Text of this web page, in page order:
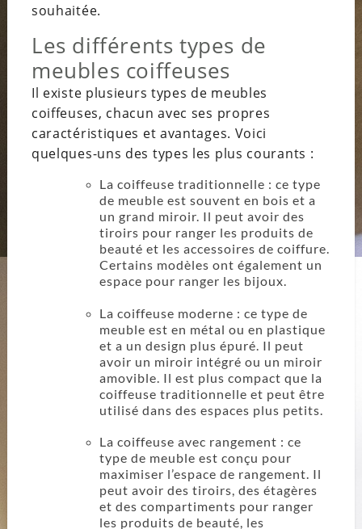
souhaitée.
Les différents types de
meubles coiffeuses
Il existe plusieurs types de meubles
coiffeuses, chacun avec ses propres
caractéristiques et avantages. Voici
quelques-uns des types les plus courants :
La coiffeuse traditionnelle : ce type
de meuble est souvent en bois et a
un grand miroir. Il peut avoir des
tiroirs pour ranger les produits de
beauté et les accessoires de coiffure.
Certains modèles ont également un
espace pour ranger les bijoux.
La coiffeuse moderne : ce type de
meuble est en métal ou en plastique
et a un design plus épuré. Il peut
avoir un miroir intégré ou un miroir
amovible. Il est plus compact que la
coiffeuse traditionnelle et peut être
utilisé dans des espaces plus petits.
La coiffeuse avec rangement : ce
type de meuble est conçu pour
maximiser l’espace de rangement. Il
peut avoir des tiroirs, des étagères
et des compartiments pour ranger
les produits de beauté, les